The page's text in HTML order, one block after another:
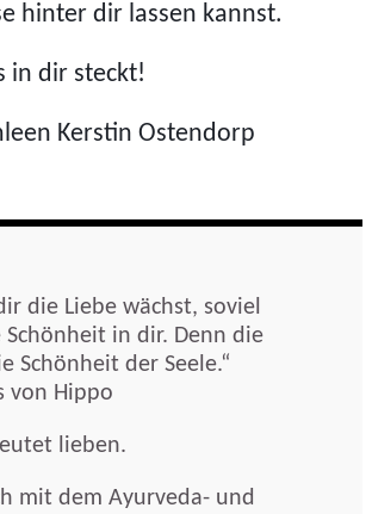
hinter dir lassen kannst.
in dir steckt!
Kerstin Ostendorp
die Liebe wächst, soviel
Schönheit in dir. Denn die
Schönheit der Seele.“
von Hippo
lieben.
mit dem Ayurveda- und